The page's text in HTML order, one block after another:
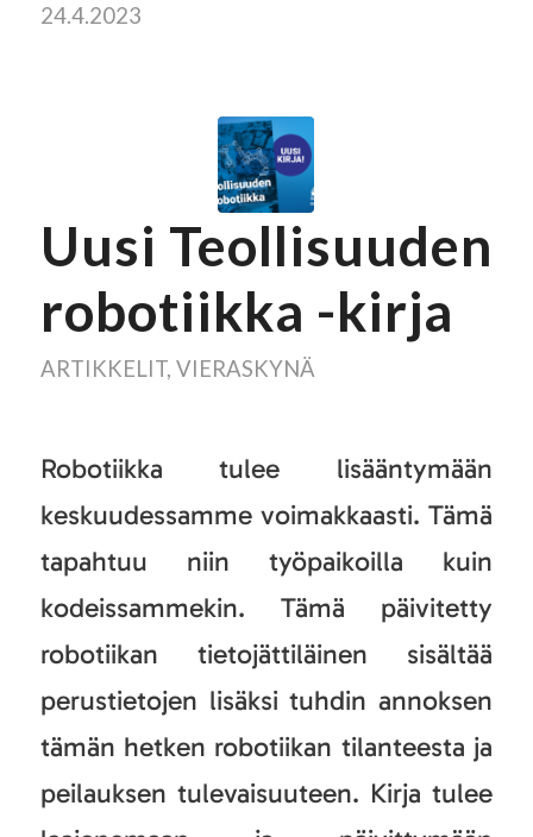
24.4.2023
Uusi Teollisuuden
robotiikka -kirja
ARTIKKELIT, VIERASKYNÄ
Robotiikka tulee lisääntymään
keskuudessamme voimakkaasti. Tämä
tapahtuu niin työpaikoilla kuin
kodeissammekin. Tämä päivitetty
robotiikan tietojättiläinen sisältää
perustietojen lisäksi tuhdin annoksen
tämän hetken robotiikan tilanteesta ja
peilauksen tulevaisuuteen. Kirja tulee